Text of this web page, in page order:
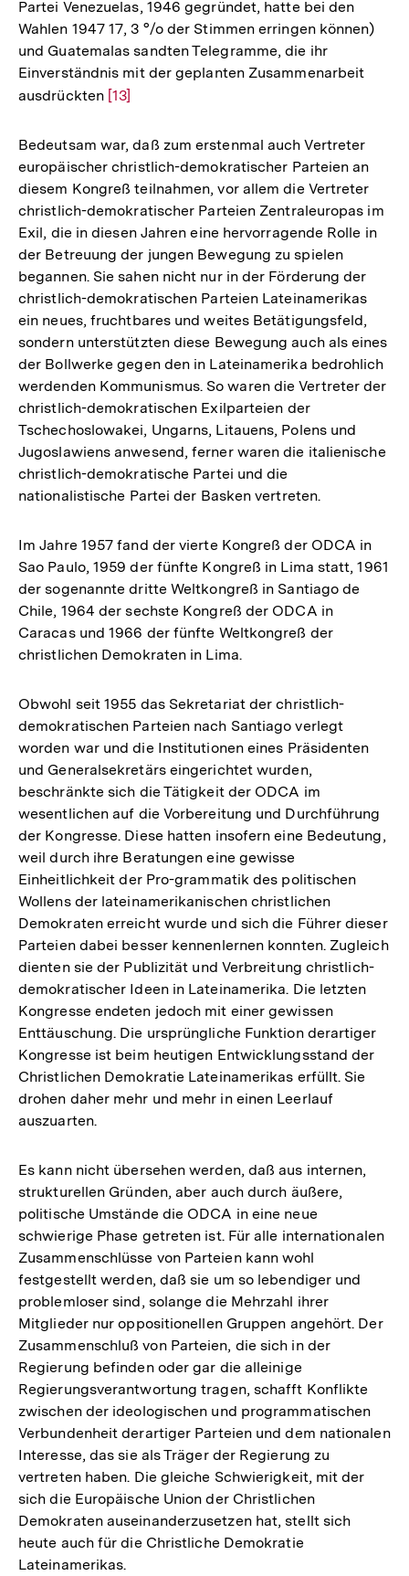
Partei Venezuelas, 1946 gegründet, hatte bei den
Wahlen 1947 17, 3 °/o der Stimmen erringen können)
und Guatemalas sandten Telegramme, die ihr
Einverständnis mit der geplanten Zusammenarbeit
ausdrückten Zur
der
Fußnote
[13]
Bedeutsam war, daß zum erstenmal auch Vertreter
europäischer christlich-demokratischer Parteien an
diesem Kongreß teilnahmen, vor allem die Vertreter
christlich-demokratischer Parteien Zentraleuropas im
Exil, die in diesen Jahren eine hervorragende Rolle in
der Betreuung der jungen Bewegung zu spielen
begannen. Sie sahen nicht nur in der Förderung der
christlich-demokratischen Parteien Lateinamerikas
ein neues, fruchtbares und weites Betätigungsfeld,
sondern unterstützten diese Bewegung auch als eines
der Bollwerke gegen den in Lateinamerika bedrohlich
werdenden Kommunismus. So waren die Vertreter der
christlich-demokratischen Exilparteien der
Tschechoslowakei, Ungarns, Litauens, Polens und
Jugoslawiens anwesend, ferner waren die italienische
christlich-demokratische Partei und die
nationalistische Partei der Basken vertreten.
Im Jahre 1957 fand der vierte Kongreß der ODCA in
Sao Paulo, 1959 der fünfte Kongreß in Lima statt, 1961
der sogenannte dritte Weltkongreß in Santiago de
Chile, 1964 der sechste Kongreß der ODCA in
Caracas und 1966 der fünfte Weltkongreß der
christlichen Demokraten in Lima.
Obwohl seit 1955 das Sekretariat der christlich-
demokratischen Parteien nach Santiago verlegt
worden war und die Institutionen eines Präsidenten
und Generalsekretärs eingerichtet wurden,
beschränkte sich die Tätigkeit der ODCA im
wesentlichen auf die Vorbereitung und Durchführung
der Kongresse. Diese hatten insofern eine Bedeutung,
weil durch ihre Beratungen eine gewisse
Einheitlichkeit der Pro-grammatik des politischen
Wollens der lateinamerikanischen christlichen
Demokraten erreicht wurde und sich die Führer dieser
Parteien dabei besser kennenlernen konnten. Zugleich
dienten sie der Publizität und Verbreitung christlich-
demokratischer Ideen in Lateinamerika. Die letzten
Kongresse endeten jedoch mit einer gewissen
Enttäuschung. Die ursprüngliche Funktion derartiger
Kongresse ist beim heutigen Entwicklungsstand der
Christlichen Demokratie Lateinamerikas erfüllt. Sie
drohen daher mehr und mehr in einen Leerlauf
auszuarten.
Es kann nicht übersehen werden, daß aus internen,
strukturellen Gründen, aber auch durch äußere,
politische Umstände die ODCA in eine neue
schwierige Phase getreten ist. Für alle internationalen
Zusammenschlüsse von Parteien kann wohl
festgestellt werden, daß sie um so lebendiger und
problemloser sind, solange die Mehrzahl ihrer
Mitglieder nur oppositionellen Gruppen angehört. Der
Zusammenschluß von Parteien, die sich in der
Regierung befinden oder gar die alleinige
Regierungsverantwortung tragen, schafft Konflikte
zwischen der ideologischen und programmatischen
Verbundenheit derartiger Parteien und dem nationalen
Interesse, das sie als Träger der Regierung zu
vertreten haben. Die gleiche Schwierigkeit, mit der
sich die Europäische Union der Christlichen
Demokraten auseinanderzusetzen hat, stellt sich
heute auch für die Christliche Demokratie
Lateinamerikas.